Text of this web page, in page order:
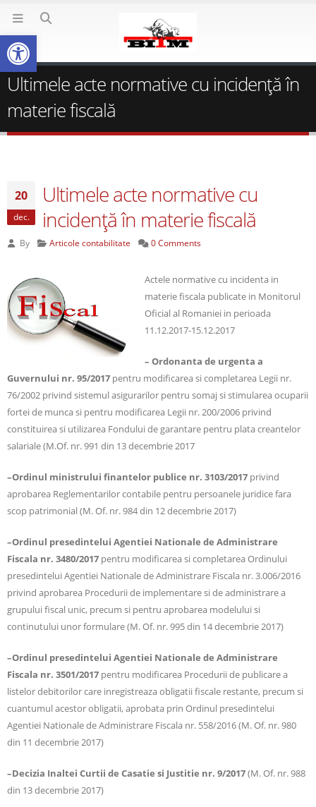
Ultimele acte normative cu incidenţă în
materie fiscală
20
dec.
Ultimele acte normative cu
incidenţă în materie fiscală
By Articole contabilitate 0 Comments
Actele normative cu incidenta in
materie fiscala publicate in Monitorul
Oficial al Romaniei in perioada
11.12.2017-15.12.2017
– Ordonanta de urgenta a
Guvernului nr. 95/2017 pentru modificarea si completarea Legii nr.
76/2002 privind sistemul asigurarilor pentru somaj si stimularea ocuparii
fortei de munca si pentru modificarea Legii nr. 200/2006 privind
constituirea si utilizarea Fondului de garantare pentru plata creantelor
salariale (M.Of. nr. 991 din 13 decembrie 2017
–Ordinul ministrului finantelor publice nr. 3103/2017 privind
aprobarea Reglementarilor contabile pentru persoanele juridice fara
scop patrimonial (M. Of. nr. 984 din 12 decembrie 2017)
–Ordinul presedintelui Agentiei Nationale de Administrare
Fiscala nr. 3480/2017 pentru modificarea si completarea Ordinului
presedintelui Agentiei Nationale de Administrare Fiscala nr. 3.006/2016
privind aprobarea Procedurii de implementare si de administrare a
grupului fiscal unic, precum si pentru aprobarea modelului si
continutului unor formulare (M. Of. nr. 995 din 14 decembrie 2017)
–Ordinul presedintelui Agentiei Nationale de Administrare
Fiscala nr. 3501/2017 pentru modificarea Procedurii de publicare a
listelor debitorilor care inregistreaza obligatii fiscale restante, precum si
cuantumul acestor obligatii, aprobata prin Ordinul presedintelui
Agentiei Nationale de Administrare Fiscala nr. 558/2016 (M. Of. nr. 980
din 11 decembrie 2017)
–Decizia Inaltei Curtii de Casatie si Justitie nr. 9/2017(M. Of. nr. 988
din 13 decembrie 2017)
Deschide bara de unelte